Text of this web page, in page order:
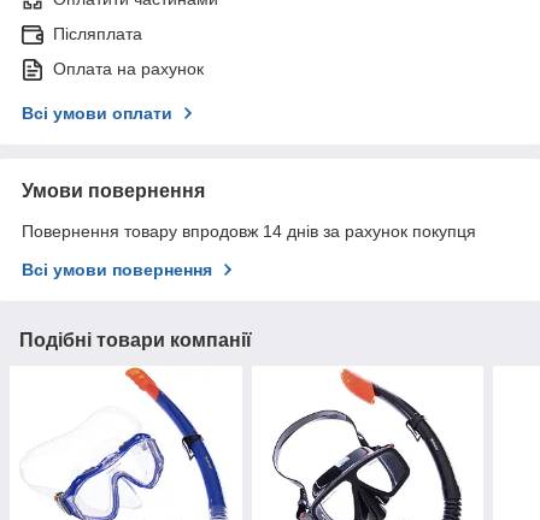
Післяплата
Оплата на рахунок
Всі умови оплати
Умови повернення
Повернення товару впродовж 14 днів за рахунок покупця
Всі умови повернення
Подібні товари компанії